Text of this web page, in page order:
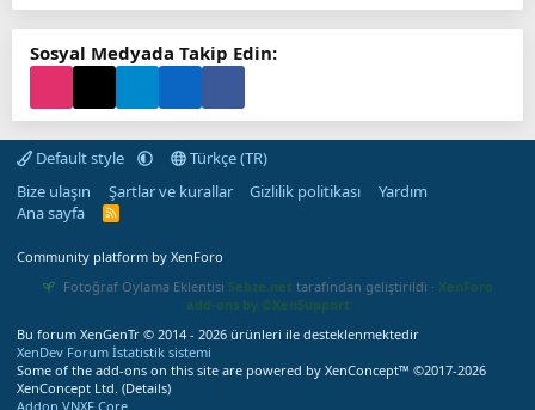
Sosyal Medyada Takip Edin:
Default style
Türkçe (TR)
Bize ulaşın
Şartlar ve kurallar Gizlilik politikası
Yardım
Ana sayfa
R
Community platform by XenForo
Fotoğraf Oylama Eklentisi Sebze.net tarafından geliştirildi · XenForo
add-ons by ©XenSupport
Bu forum XenGenTr © 2014 - 2026 ürünleri ile desteklenmektedir
XenDev Forum İstatistik sistemi
Some of the add-ons on this site are powered by XenConcept™ ©2017-2026
XenConcept Ltd. (Details)
Addon VNXF Core